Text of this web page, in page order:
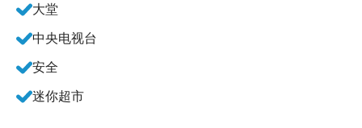
大堂
中央电视台
安全
迷你超市